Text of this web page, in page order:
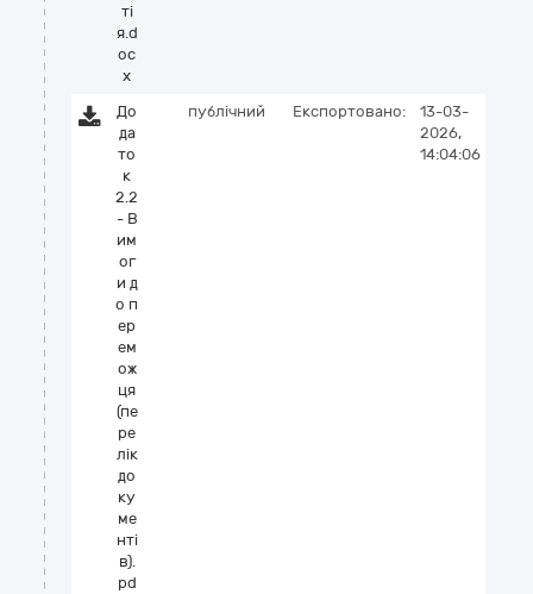
ті
я.d
oc
x
До
да
то
к
2.2
- В
им
ог
и д
о п
ер
ем
ож
ця
(пе
ре
лік
до
ку
ме
нті
в).
pd
публічний Експортовано:
13-03-
2026,
14:04:06